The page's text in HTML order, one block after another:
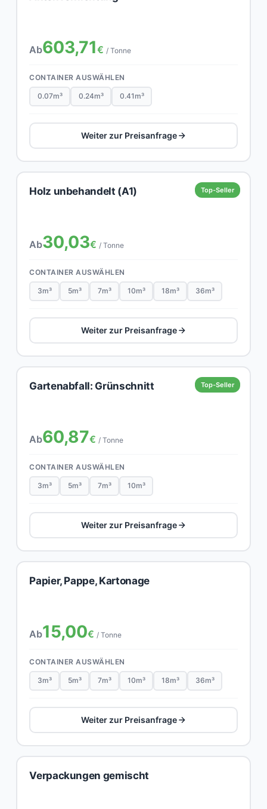
Ab603,71€ / Tonne
CONTAINER AUSWÄHLEN
0.07m³ 0.24m³ 0.41m³
Weiter zur Preisanfrage
Top-Seller
Holz unbehandelt (A1)
Ab30,03€ / Tonne
CONTAINER AUSWÄHLEN
3m³ 5m³ 7m³ 10m³ 18m³ 36m³
Weiter zur Preisanfrage
Top-Seller
Gartenabfall: Grünschnitt
Ab60,87€ / Tonne
CONTAINER AUSWÄHLEN
3m³ 5m³ 7m³ 10m³
Weiter zur Preisanfrage
Papier, Pappe, Kartonage
Ab15,00€ / Tonne
CONTAINER AUSWÄHLEN
3m³ 5m³ 7m³ 10m³ 18m³ 36m³
Weiter zur Preisanfrage
Verpackungen gemischt